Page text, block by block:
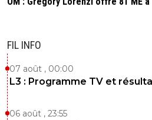
FIL INFO
07 août , 00:00
L3 : Programme TV et
06 août , 23:55